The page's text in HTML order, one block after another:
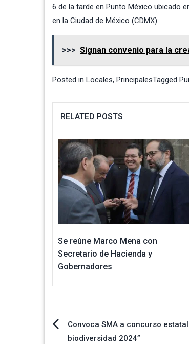
6 de la tarde en Punto México ubicado
en la Ciudad de México (CDMX).
>>> Signan convenio para la
Posted in Locales, PrincipalesTagged
RELATED POSTS
Se reúne Marco Mena con
Secretario de Hacienda y
Gobernadores
Navegación
Convoca SMA a concurso
biodiversidad 2024”